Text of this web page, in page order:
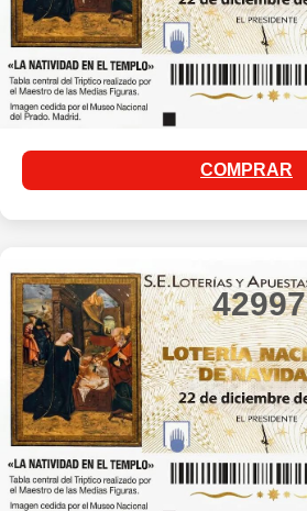
COMPRAR
42997